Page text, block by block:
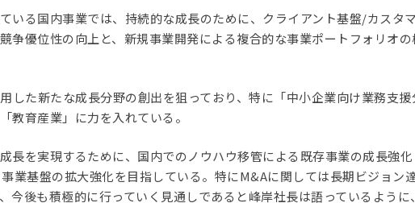
いる国内事業では、持続的な成長のために、クライアント基盤/カスタマ
争優位性の向上と、新規事業開発による複合的な事業ポートフォリオの
した新たな成長分野の創出を狙っており、特に「中小企業向け業務支援
教育産業」に力を入れている。
長を実現するために、国内でのノウハウ移管による既存事業の成長強化
業基盤の拡大強化を目指している。特にM&Aに関しては長期ビジョン
今後も積極的に行っていく見通しであると峰岸社長は語っているように、